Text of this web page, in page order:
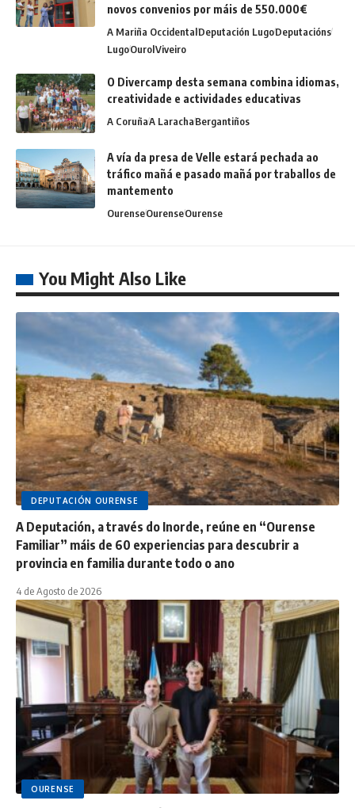
novos convenios por máis de 550.000€
A Mariña OccidentalDeputación LugoDeputacións
LugoOurolViveiro
O Divercamp desta semana combina idiomas,
creatividade e actividades educativas
A CoruñaA LarachaBergantiños
A vía da presa de Velle estará pechada ao
tráfico mañá e pasado mañá por traballos de
mantemento
OurenseOurenseOurense
You Might Also Like
DEPUTACIÓN OURENSE
A Deputación, a través do Inorde, reúne en “Ourense
Familiar” máis de 60 experiencias para descubrir a
provincia en familia durante todo o ano
4 de Agosto de 2026
OURENSE